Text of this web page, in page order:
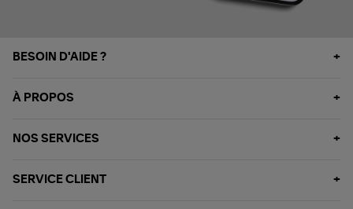
BESOIN D'AIDE ?
À PROPOS
NOS SERVICES
SERVICE CLIENT